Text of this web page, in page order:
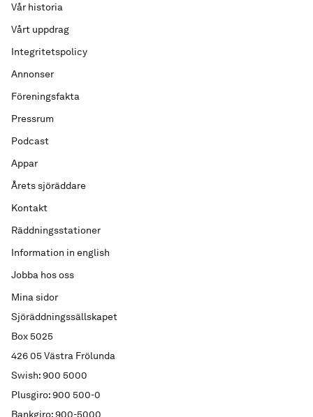
Sjöräddningssällskapet
Box 5025
426 05 Västra Frölunda
Swish: 900 5000
Plusgiro: 900 500-0
Bankgiro: 900-5000
Vår historia
Vårt uppdrag
Integritetspolicy
Annonser
Föreningsfakta
Pressrum
Podcast
Appar
Årets sjöräddare
Kontakt
Räddningsstationer
Information in english
Jobba hos oss
Mina sidor